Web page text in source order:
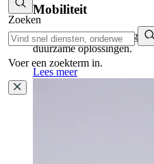
Zoeken
Voer een zoekterm in.
Mobiliteit
We verbinden technologie,
duurzame oplossingen.
Lees meer